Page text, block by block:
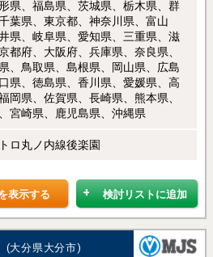
県、福島県、茨城県、栃木県、群
葉県、東京都、神奈川県、富山
県、岐阜県、愛知県、三重県、滋
都府、大阪府、兵庫県、奈良県、
、鳥取県、島根県、岡山県、広島
県、徳島県、香川県、愛媛県、高
岡県、佐賀県、長崎県、熊本県、
宮崎県、鹿児島県、沖縄県
ロ丸ノ内線後楽園
検討リストに追加
表示する
(大分県大分市)